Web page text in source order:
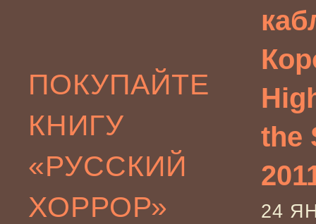
ПОКУПАЙТЕ
КНИГУ
«РУССКИЙ
ХОРРОР»
the
24